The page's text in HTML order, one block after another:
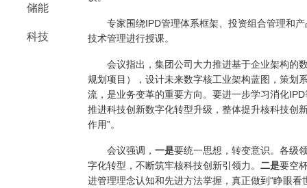
储能
科技
专家围绕IPD管理体系框架、投资组合管理和产
技术管理进行授课。
会议指出，集团公司大力推进基于企业架构的
规划项目），设计未来数字核工业架构蓝图，策划
流，是业务变革的重要方向。要进一步学习消化
推进科技创新数字化转型升级，整体提升核科技创
作用”。
会议强调， 一是要统一思想，转变意识。各级
字化转型，不断筑牢核科技创新引领力。 二是要空
进管理理念认知和先进方法掌握，真正做到“睁眼